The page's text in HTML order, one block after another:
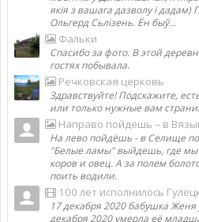
якія з вашага дазволу і дадам)
Ольгерд Сьлізень. Ён быў...
Фальки
Спасибо за фото. В этой
гостях побывала.
Речковская церковь
Здравствуйте! Подскажите,
или только нужные вам
Направо пойдешь – в
На лево пойдёшь - в Селище
"Белые ламы" выйдешь, где мы
коров и овец. А за полем
поить водили.
100 лет исполнилось Гулецкой Евгении
17 декабря 2020 бабушка
декабря 2020 умерла её